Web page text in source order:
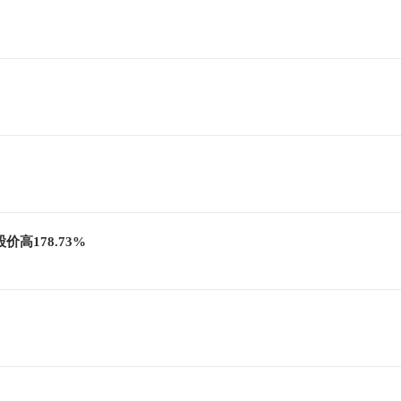
价高178.73%